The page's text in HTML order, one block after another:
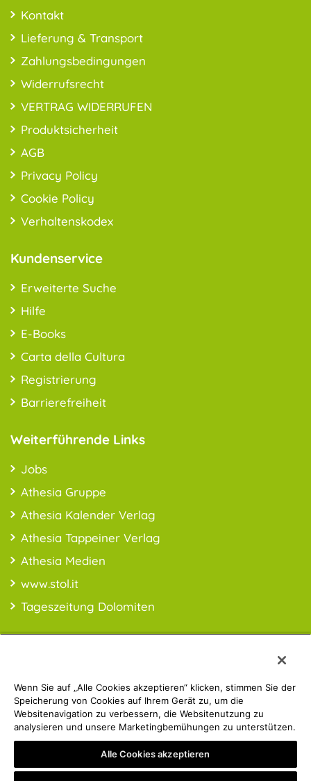
Kontakt
Lieferung & Transport
Zahlungsbedingungen
Widerrufsrecht
VERTRAG WIDERRUFEN
Produktsicherheit
AGB
Privacy Policy
Cookie Policy
Verhaltenskodex
Kundenservice
Erweiterte Suche
Hilfe
E-Books
Carta della Cultura
Registrierung
Barrierefreiheit
Weiterführende Links
Jobs
Athesia Gruppe
Athesia Kalender Verlag
Athesia Tappeiner Verlag
Athesia Medien
www.stol.it
Tageszeitung Dolomiten
PREISINFO:* Alle Preise inkl. MwSt., ggfl. zzgl. Versandkosten
Athesia Gruppe | © 2019 ATHESIA BUCH | MwSt.-Nr.:
IT00853860211
Wenn Sie auf „Alle Cookies akzeptieren“ klicken, stimmen Sie der
Speicherung von Cookies auf Ihrem Gerät zu, um die
Websitenavigation zu verbessern, die Websitenutzung zu
analysieren und unsere Marketingbemühungen zu unterstützen.
Alle Cookies akzeptieren